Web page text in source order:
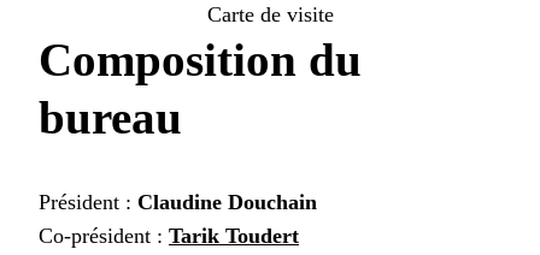
Carte de visite
Composition du
bureau
Président : Claudine Douchain
Co-président : Tarik Toudert